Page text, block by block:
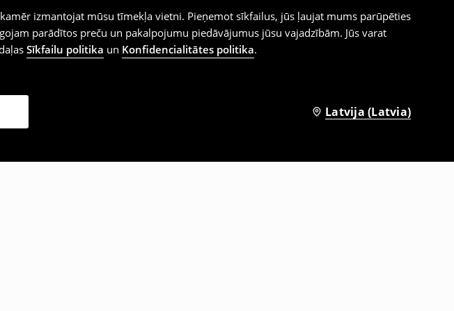
izmantojat mūsu tīmekļa vietni. Pieņemot sīkfailus, jūs ļaujat mums parūpēties
parādītos preču un pakalpojumu piedāvājumus jūsu vajadzībām. Jūs varat
Sīkfailu politika un Konfidencialitātes politika.
Latvija (Latvia)